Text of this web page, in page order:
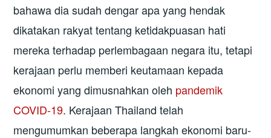
bahawa dia sudah dengar apa yang hendak
dikatakan rakyat tentang ketidakpuasan hati
mereka terhadap perlembagaan negara itu, tetapi
kerajaan perlu memberi keutamaan kepada
ekonomi yang dimusnahkan oleh pandemik
COVID-19. Kerajaan Thailand telah
mengumumkan beberapa langkah ekonomi baru-